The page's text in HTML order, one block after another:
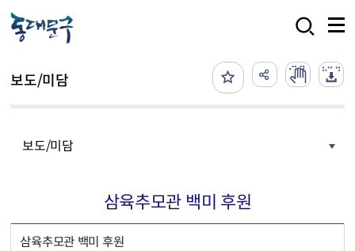
보도/미담
보도/미담
삼육추모관 백미 후원
삼육추모관 백미 후원